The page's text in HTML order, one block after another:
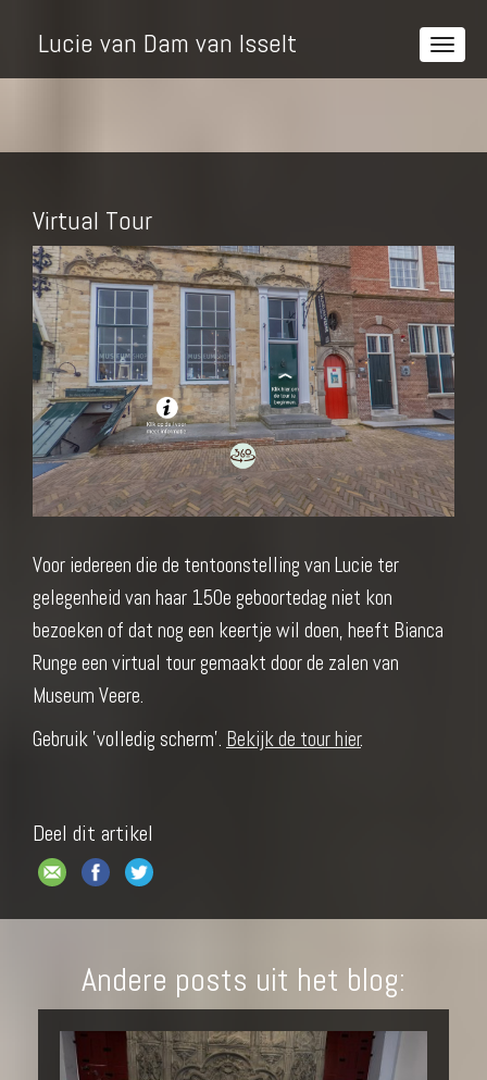
Lucie van Dam van Isselt
Virtual Tour
Voor iedereen die de tentoonstelling van Lucie ter
gelegenheid van haar 150e geboortedag niet kon
bezoeken of dat nog een keertje wil doen, heeft Bianca
Runge een virtual tour gemaakt door de zalen van
Museum Veere.
Gebruik 'volledig scherm'. Bekijk de tour hier.
Deel dit artikel
Andere posts uit het blog: